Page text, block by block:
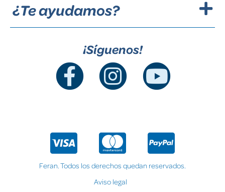
¿Te ayudamos?
¡Síguenos!
Feran. Todos los derechos quedan reservados.
Aviso legal